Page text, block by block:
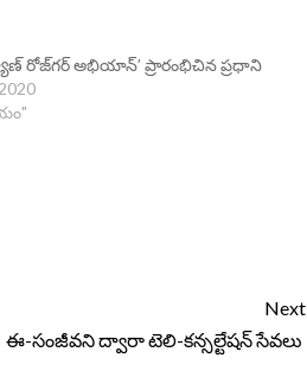
రోజ్‌గర్‌‌ అభియాన్’ ప్రారంభిచిన ప్రధాని
Next
ఈ-సంజీవని ద్వారా టెలి-కన్సల్టేషన్ సేవలు